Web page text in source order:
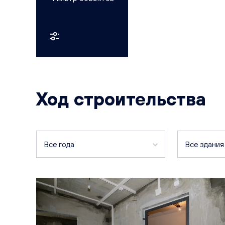
Ход строительства
2026
2024